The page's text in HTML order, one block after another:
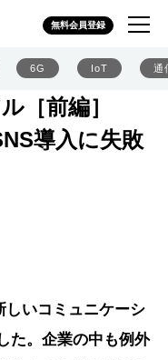
無料会員登録
6G IoT 通
［前編］
導入に失敗
しいコミュニケーシ
た。企業の中も例外